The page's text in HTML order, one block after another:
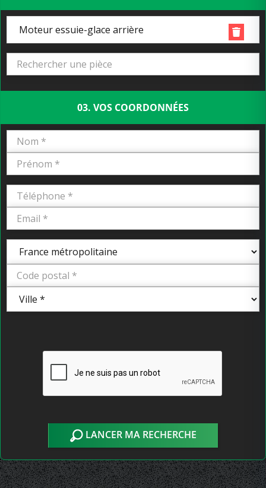
Moteur essuie-glace arrière
03. VOS COORDONNÉES
LANCER MA RECHERCHE